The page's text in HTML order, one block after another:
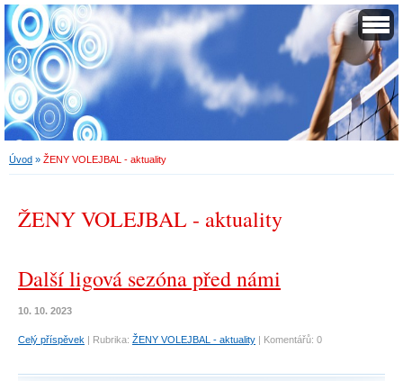
Úvod » ŽENY VOLEJBAL - aktuality
ŽENY VOLEJBAL - aktuality
Další ligová sezóna před námi
10. 10. 2023
Celý příspěvek | Rubrika: ŽENY VOLEJBAL - aktuality | Komentářů: 0